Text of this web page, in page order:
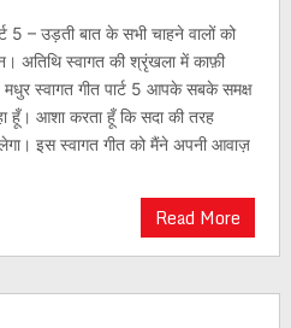
5 – उड़ती बात के सभी चाहने वालों को
अतिथि स्वागत की श्रृंखला में काफ़ी
मधुर स्वागत गीत पार्ट 5 आपके सबके समक्ष
हूँ। आशा करता हूँ कि सदा की तरह
इस स्वागत गीत को मैंने अपनी आवाज़
Read More